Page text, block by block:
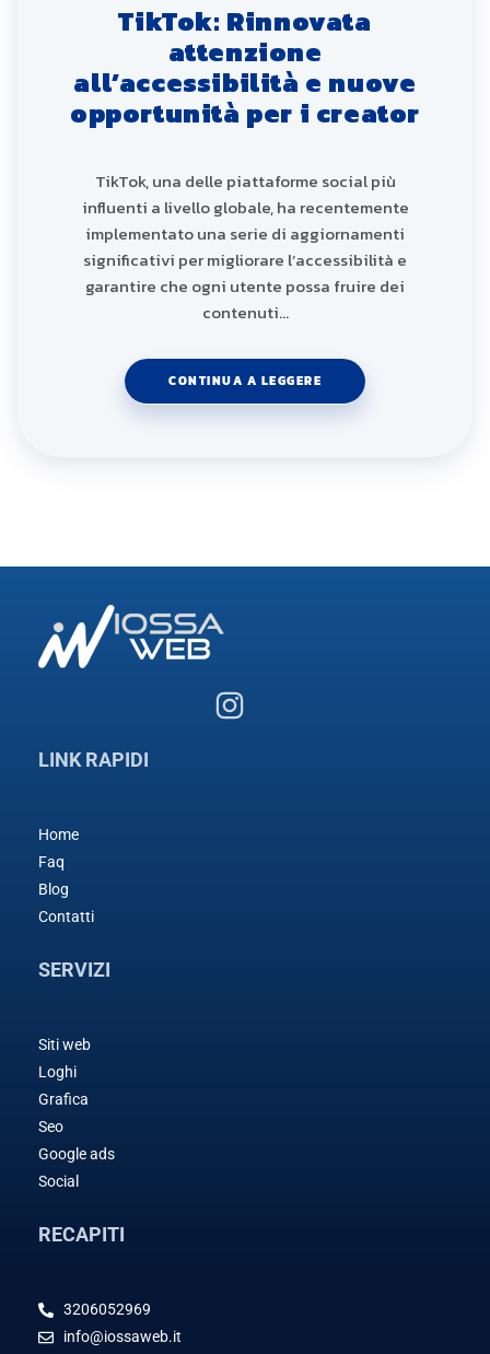
TikTok: Rinnovata
attenzione
all’accessibilità e nuove
opportunità per i creator
TikTok, una delle piattaforme social più
influenti a livello globale, ha recentemente
implementato una serie di aggiornamenti
significativi per migliorare l’accessibilità e
garantire che ogni utente possa fruire dei
contenuti…
CONTINUA A LEGGERE
LINK RAPIDI
Home
Faq
Blog
Contatti
SERVIZI
Siti web
Loghi
Grafica
Seo
Google ads
Social
RECAPITI
3206052969
info@iossaweb.it